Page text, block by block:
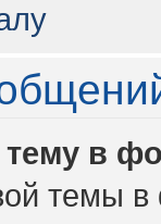
тему в
темы